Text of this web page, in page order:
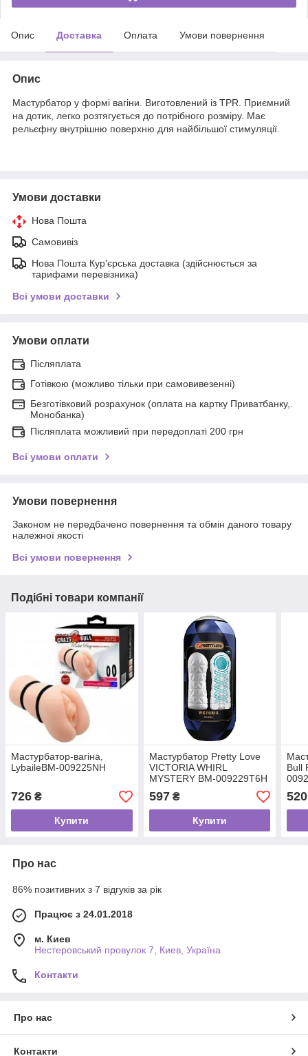
Опис Доставка Оплата Умови повернення
Опис
Мастурбатор у формі вагіни. Виготовлений із ТРR. Приємний
на дотик, легко розтягується до потрібного розміру. Має
рельєфну внутрішню поверхню для найбільшої стимуляції.
Умови доставки
Нова Пошта
Самовивіз
Нова Пошта Кур'єрська доставка (здійснюється за
тарифами перевізника)
Всі умови доставки
Умови оплати
Післяплата
Готівкою (можливо тільки при самовивезенні)
Безготівковий розрахунок (оплата на картку Приватбанку,.
Монобанка)
Післяплата можливий при передоплаті 200 грн
Всі умови оплати
Умови повернення
Законом не передбачено повернення та обмін даного товару
належної якості
Всі умови повернення
Подібні товари компанії
Мастурбатор-вагіна,
LybaileBM-009225NH
726 ₴
Купити
Мастурбатор Pretty Love
VICTORIA WHIRL
MYSTERY BM-009229T6H
597₴
Купити
Bull
520
Про нас
86% позитивних з 7 відгуків за рік
Працює з 24.01.2018
м. Киев
Нестеровський провулок 7, Киев, Україна
Контакти
Про нас
Контакти